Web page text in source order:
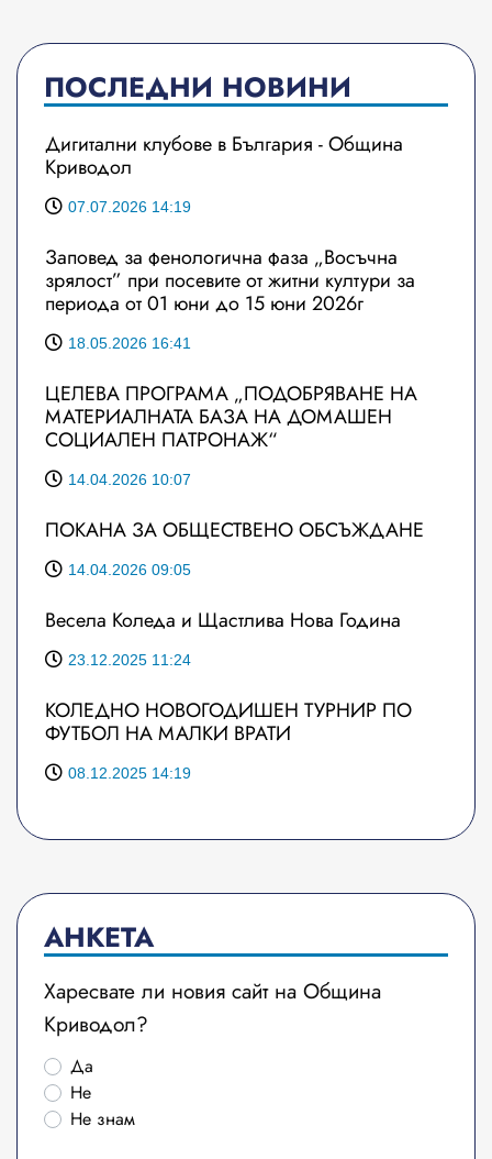
ПОСЛЕДНИ НОВИНИ
Дигитални клубове в България - Община
Криводол
07.07.2026 14:19
Заповед за фенологична фаза „Восъчна
зрялост” при посевите от житни култури за
периода от 01 юни до 15 юни 2026г
18.05.2026 16:41
ЦЕЛЕВА ПРОГРАМА „ПОДОБРЯВАНЕ НА
МАТЕРИАЛНАТА БАЗА НА ДОМАШЕН
СОЦИАЛЕН ПАТРОНАЖ“
14.04.2026 10:07
ПОКАНА ЗА ОБЩЕСТВЕНО ОБСЪЖДАНЕ
14.04.2026 09:05
Весела Коледа и Щастлива Нова Година
23.12.2025 11:24
КОЛЕДНО НОВОГОДИШЕН ТУРНИР ПО
ФУТБОЛ НА МАЛКИ ВРАТИ
08.12.2025 14:19
АНКЕТА
Харесвате ли новия сайт на Община
Криводол?
Да
Не
Не знам